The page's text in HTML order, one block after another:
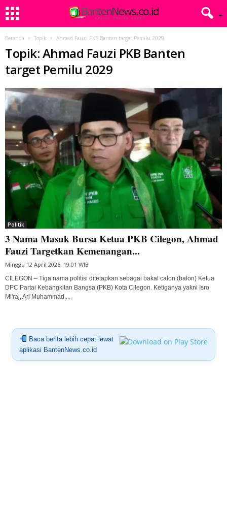
Beranda Topik Ahmad Fauzi PKB Banten target Pemilu 2029
Topik: Ahmad Fauzi PKB Banten
target Pemilu 2029
Politik
3 Nama Masuk Bursa Ketua PKB Cilegon, Ahmad
Fauzi Targetkan Kemenangan...
Minggu 12 April 2026, 19:01 WIB
CILEGON – Tiga nama politisi ditetapkan sebagai bakal calon (balon) Ketua
DPC Partai Kebangkitan Bangsa (PKB) Kota Cilegon. Ketiganya yakni Isro
Mi'raj, Ari Muhammad,...
Baca berita lebih cepat lewat
aplikasi BantenNews.co.id